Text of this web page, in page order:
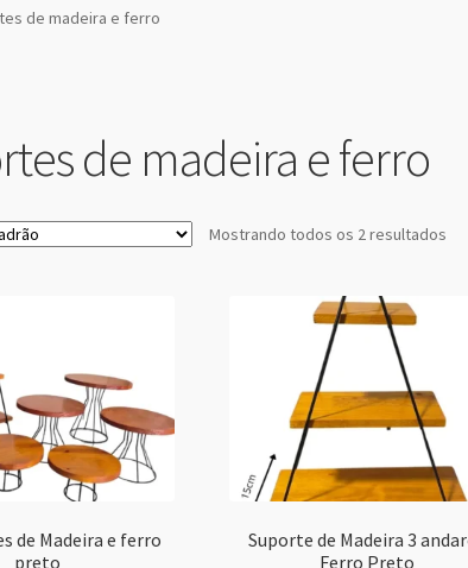
de madeira e ferro
de madeira e ferro
Mostrando todos os 2 resultados
de Madeira e ferro
preto
Suporte de Madeira 3
Ferro Preto